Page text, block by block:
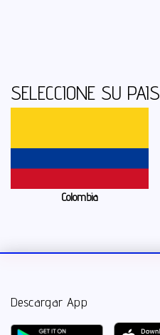
SELECCIONE SU PAIS
Colombia
Descargar App